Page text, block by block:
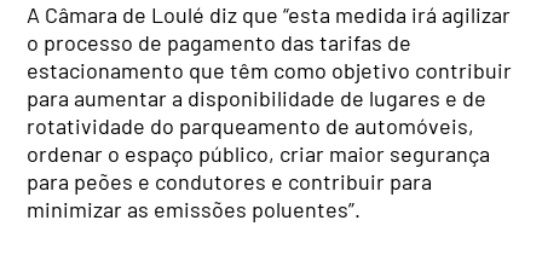
A Câmara de Loulé diz que “esta medida irá agilizar
o processo de pagamento das tarifas de
estacionamento que têm como objetivo contribuir
para aumentar a disponibilidade de lugares e de
rotatividade do parqueamento de automóveis,
ordenar o espaço público, criar maior segurança
para peões e condutores e contribuir para
minimizar as emissões poluentes”.